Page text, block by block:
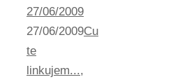
27/06/2009
27/06/2009Cu
te
linkujem...,